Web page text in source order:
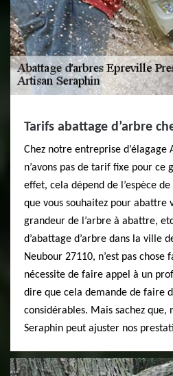
Tarifs abattage d’arbre
Chez notre entreprise d’élagage
n’avons pas de tarif fixe pour ce
effet, cela dépend de l’espèce
que vous souhaitez pour abattre
grandeur de l’arbre à abattre,
d’abattage d’arbre dans la ville
Neubour 27110, n’est pas
nécessite de faire appel à un
dire que cela demande de faire
considérables. Mais sachez
Seraphin peut ajuster nos